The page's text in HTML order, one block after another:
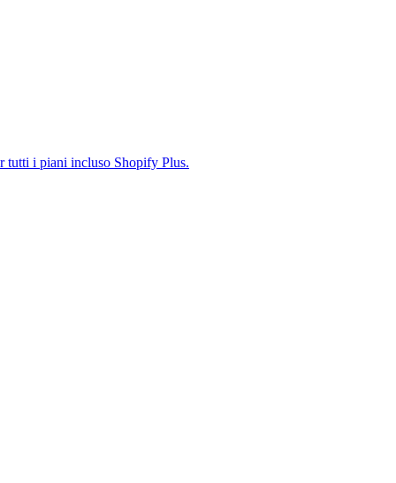
tutti i piani incluso Shopify Plus.